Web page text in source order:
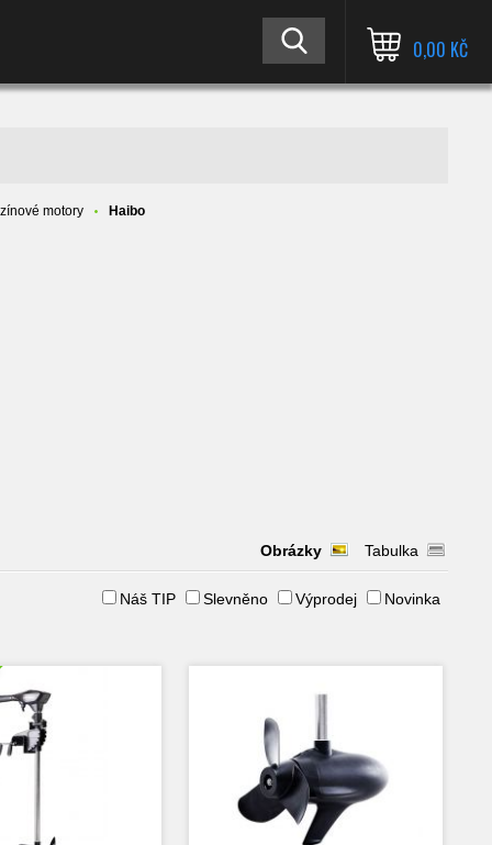
0,00 KČ
motory Haibo
Obrázky Tabulka
Náš TIP Slevněno Výprodej
Novinka